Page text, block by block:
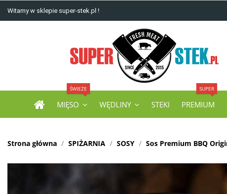
Witamy w sklepie super-stek.pl !
MIĘSO
ŚWIEŻE
WĘDLINY STEKI PREMIUM
SUPER
Strona główna SPIŻARNIA SOSY Sos Premium BBQ